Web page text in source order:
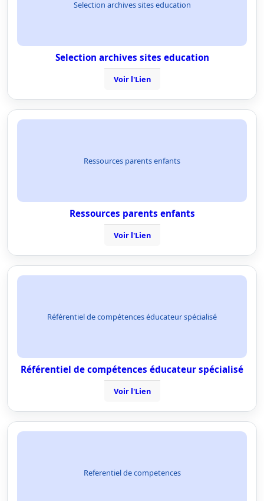
Selection archives sites education
Selection archives sites education
Voir l'Lien
Ressources parents enfants
Ressources parents enfants
Voir l'Lien
Référentiel de compétences éducateur spécialisé
Référentiel de compétences éducateur spécialisé
Voir l'Lien
Referentiel de competences